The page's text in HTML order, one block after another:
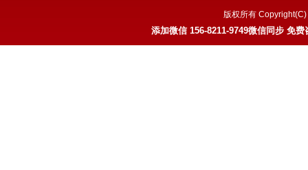
版权所有
添加微信 156-8211-9749微信同步 免